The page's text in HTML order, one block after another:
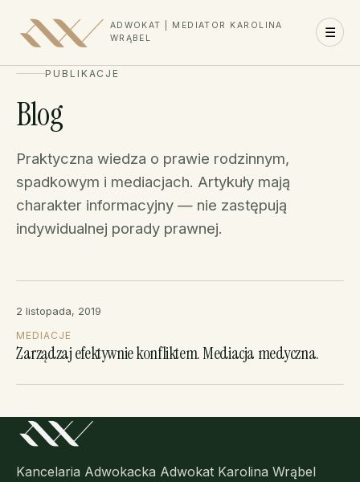
ADWOKAT | MEDIATOR KAROLINA
WRĄBEL
☰
PUBLIKACJE
Blog
Praktyczna wiedza o prawie rodzinnym,
spadkowym i mediacjach. Artykuły mają
charakter informacyjny — nie zastępują
indywidualnej porady prawnej.
2 listopada, 2019
MEDIACJE
Zarządzaj efektywnie konfliktem. Mediacja medyczna.
Kancelaria Adwokacka Adwokat Karolina Wrąbel